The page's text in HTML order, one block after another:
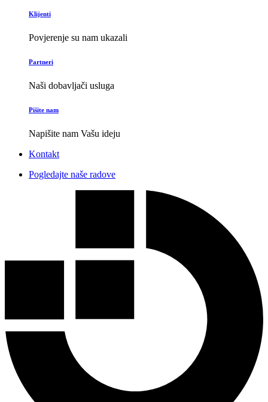
Klijenti
Povjerenje su nam ukazali
Partneri
Naši dobavljači usluga
Pišite nam
Napišite nam Vašu ideju
Kontakt
Pogledajte naše radove